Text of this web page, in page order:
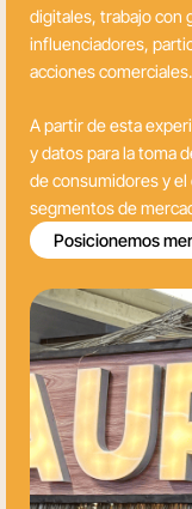
digitales, trabajo con
influenciadores,
acciones comerciales.
A partir de esta
y datos para la toma
de consumidores y
segmentos de
Posicionemos